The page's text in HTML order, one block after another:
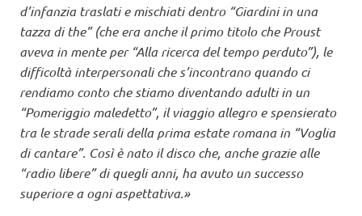
d’infanzia traslati e mischiati dentro “Giardini in una
tazza di the” (che era anche il primo titolo che Proust
aveva in mente per “Alla ricerca del tempo perduto”), le
difficoltà interpersonali che s’incontrano quando ci
rendiamo conto che stiamo diventando adulti in un
“Pomeriggio maledetto”, il viaggio allegro e spensierato
tra le strade serali della prima estate romana in “Voglia
di cantare”. Così è nato il disco che, anche grazie alle
“radio libere” di quegli anni, ha avuto un successo
superiore a ogni aspettativa.»